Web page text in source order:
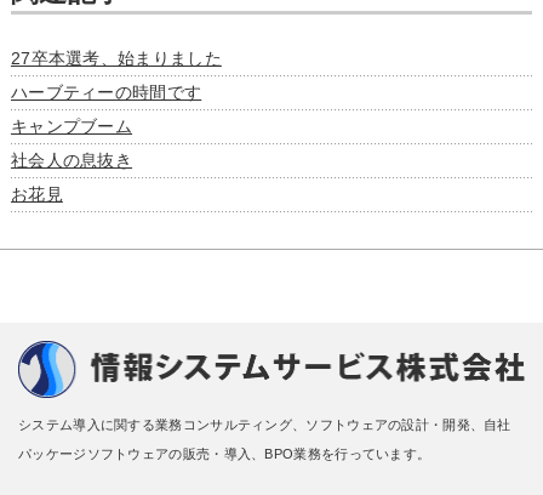
27卒本選考、始まりました
ハーブティーの時間です
キャンプブーム
社会人の息抜き
お花見
システム導入に関する業務コンサルティング、ソフトウェアの設計・開発、自社
パッケージソフトウェアの販売・導入、BPO業務を行っています。